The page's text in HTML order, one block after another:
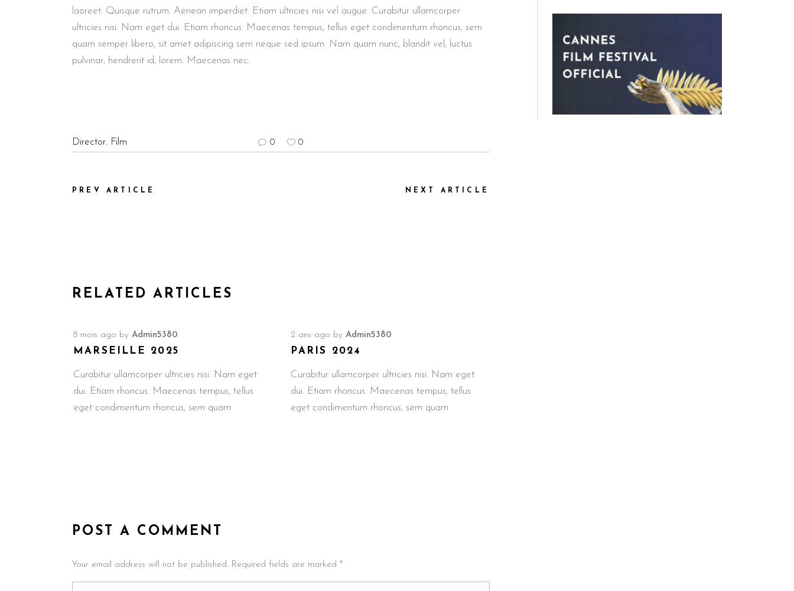
laoreet. Quisque rutrum. Aenean imperdiet. Etiam ultricies nisi vel augue. Curabitur ullamcorper
ultricies nisi. Nam eget dui. Etiam rhoncus. Maecenas tempus, tellus eget condimentum rhoncus, sem
quam semper libero, sit amet adipiscing sem neque sed ipsum. Nam quam nunc, blandit vel, luctus
pulvinar, hendrerit id, lorem. Maecenas nec.
Director, Film 0 0
PREV ARTICLE NEXT ARTICLE
RELATED ARTICLES
8 mois ago by Admin5380
MARSEILLE 2025
Curabitur ullamcorper ultricies nisi. Nam eget
dui. Etiam rhoncus. Maecenas tempus, tellus
eget condimentum rhoncus, sem quam
2 ans ago byAdmin5380
PARIS 2024
Curabitur ullamcorper ultricies nisi. Nam eget
dui. Etiam rhoncus. Maecenas tempus, tellus
eget condimentum rhoncus, sem quam
POST A COMMENT
Your email address will not be published. Required fields are marked *